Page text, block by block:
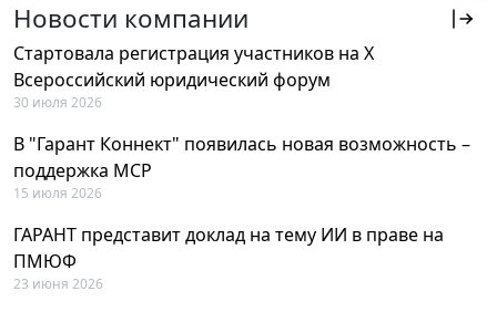
Новости компании
Стартовала регистрация участников на X
Всероссийский юридический форум
30 июля 2026
В "Гарант Коннект" появилась новая возможность –
поддержка MCP
15 июля 2026
ГАРАНТ представит доклад на тему ИИ в праве на
ПМЮФ
23 июня 2026